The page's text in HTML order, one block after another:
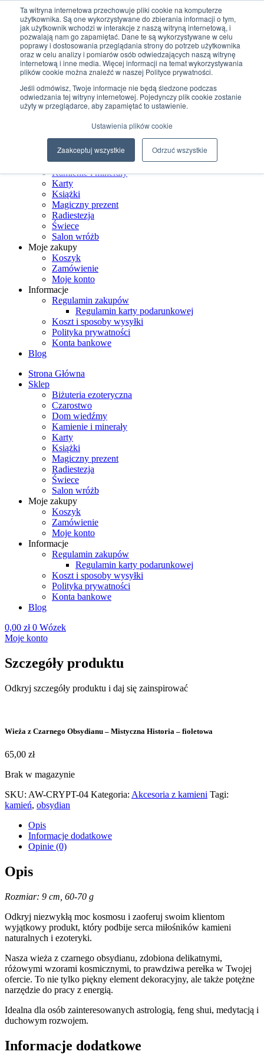
Ta witryna internetowa przechowuje pliki cookie na komputerze
użytkownika. Są one wykorzystywane do zbierania informacji o tym,
jak użytkownik wchodzi w interakcje z naszą witryną internetową, i
pozwalają nam go zapamiętać. Dane te są wykorzystywane w celu
poprawy i dostosowania przeglądania strony do potrzeb użytkownika
oraz w celu analizy i pomiarów osób odwiedzających naszą witrynę
internetową i inne media. Więcej informacji na temat wykorzystywania
plików cookie można znaleźć w naszej Polityce prywatności.
Jeśli odmówisz, Twoje informacje nie będą śledzone podczas
odwiedzania tej witryny internetowej. Pojedynczy plik cookie zostanie
użyty w przeglądarce, aby zapamiętać to ustawienie.
Ustawienia plików cookie
Zaakceptuj wszystkie Odrzuć wszystkie
Przejdź do treści
+48 507 498 341
sklep@ksiegarniamagiczna.pl
sklep internetowy 24h/7
Wyszukiwarka produktów
Biżuteria ezoteryczna
Czarostwo
Dom wiedźmy
Kamienie i minerały
Karty
Książki
Magiczny prezent
Radiestezja
Świece
Salon wróżb
Moje zakupy
Koszyk
Zamówienie
Moje konto
Informacje
Regulamin zakupów
Regulamin karty podarunkowej
Koszt i sposoby wysyłki
Polityka prywatności
Konta bankowe
Blog
Strona Główna
Sklep
Biżuteria ezoteryczna
Czarostwo
Dom wiedźmy
Kamienie i minerały
Karty
Książki
Magiczny prezent
Radiestezja
Świece
Salon wróżb
Moje zakupy
Koszyk
Zamówienie
Moje konto
Informacje
Regulamin zakupów
Regulamin karty podarunkowej
Koszt i sposoby wysyłki
Polityka prywatności
Konta bankowe
Blog
0,00 zł 0 Wózek
Moje konto
Szczegóły produktu
Odkryj szczegóły produktu i daj się zainspirować
Wieża z Czarnego Obsydianu – Mistyczna Historia – fioletowa
65,00 zł
Brak w magazynie
SKU: AW-CRYPT-04 Kategoria: Akcesoria z kamieni Tagi:
kamień, obsydian
Opis
Informacje dodatkowe
Opinie (0)
Opis
Rozmiar: 9 cm, 60-70 g
Odkryj niezwykłą moc kosmosu i zaoferuj swoim klientom
wyjątkowy produkt, który podbije serca miłośników kamieni
naturalnych i ezoteryki.
Nasza wieża z czarnego obsydianu, zdobiona delikatnymi,
różowymi wzorami kosmicznymi, to prawdziwa perełka w Twojej
ofercie. To nie tylko piękny element dekoracyjny, ale także potężne
narzędzie do pracy z energią.
Idealna dla osób zainteresowanych astrologią, feng shui, medytacją i
duchowym rozwojem.
Informacje dodatkowe